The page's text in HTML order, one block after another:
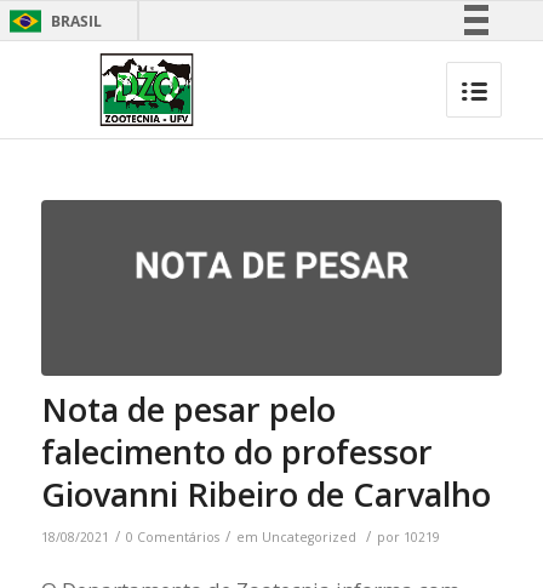
BRASIL
Legislação
Nota de pesar pelo
falecimento do professor
Giovanni Ribeiro de Carvalho
18/08/2021 / 0 Comentários / em Uncategorized / por 10219